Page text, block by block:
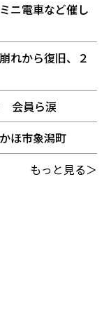
ニ電車など催し
れから復旧、２
会員ら涙
ほ市象潟町
もっと見る＞